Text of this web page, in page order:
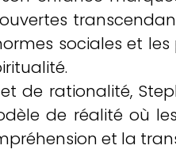
sociales et
de rationalité,
de réalité où
et la